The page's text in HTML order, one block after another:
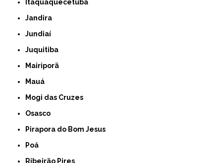
Itaquaquecetuba
Jandira
Jundiaí
Juquitiba
Mairiporã
Mauá
Mogi das Cruzes
Osasco
Pirapora do Bom Jesus
Poá
Ribeirão Pires